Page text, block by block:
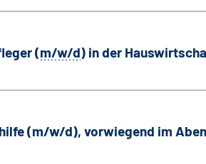
(m/w/d) in der
(m/w/d), vorwiegend im